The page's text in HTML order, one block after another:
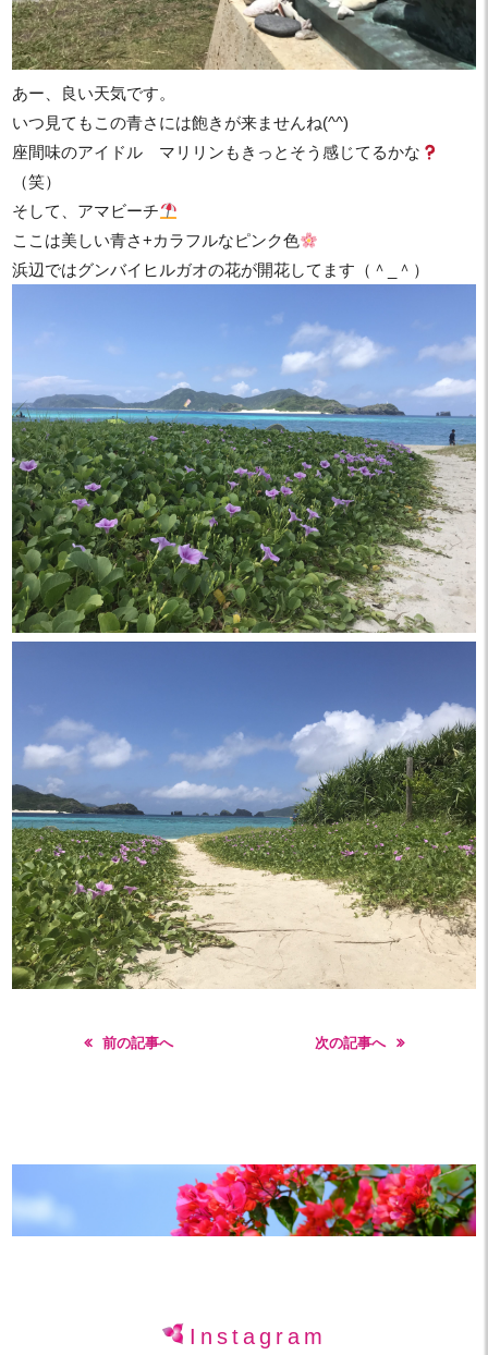
あー、良い天気です。
いつ見てもこの青さには飽きが来ませんね(^^)
座間味のアイドル マリリンもきっとそう感じてるかな
（笑）
そして、アマビーチ
ここは美しい青さ+カラフルなピンク色
浜辺ではグンバイヒルガオの花が開花してます（＾_＾）
前の記事へ 次の記事へ
Instagram